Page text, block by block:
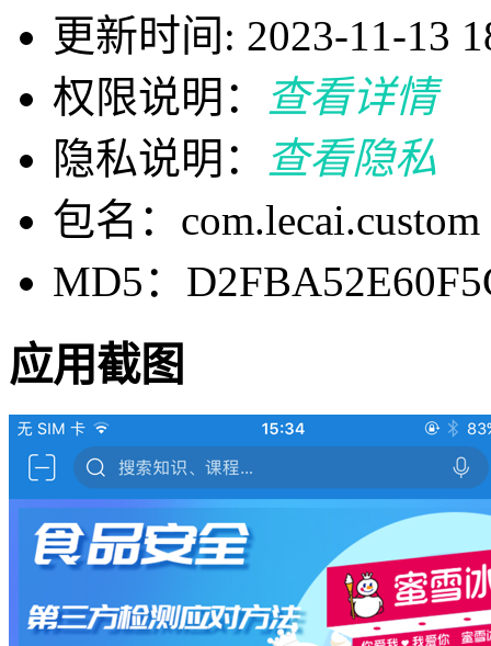
更新时间: 2023-11-13
权限说明：
查看详情
隐私说明：
查看隐私
包名：com.lecai.custom
MD5：
应用截图